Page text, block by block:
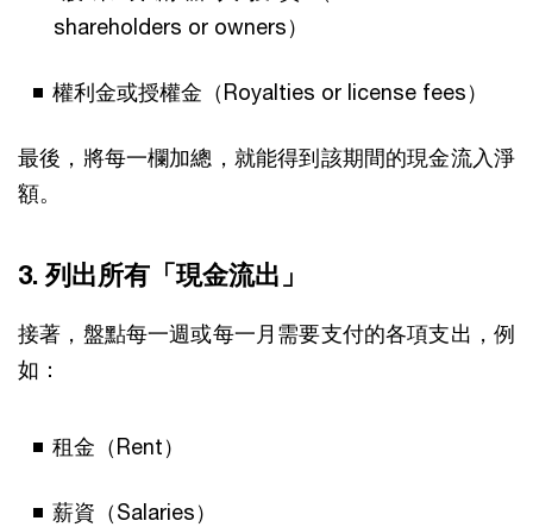
shareholders or owners）
權利金或授權金（Royalties or license fees）
最後，將每一欄加總，就能得到該期間的現金流入淨
額。
3. 列出所有「現金流出」
接著，盤點每一週或每一月需要支付的各項支出，例
如：
租金（Rent）
薪資（Salaries）